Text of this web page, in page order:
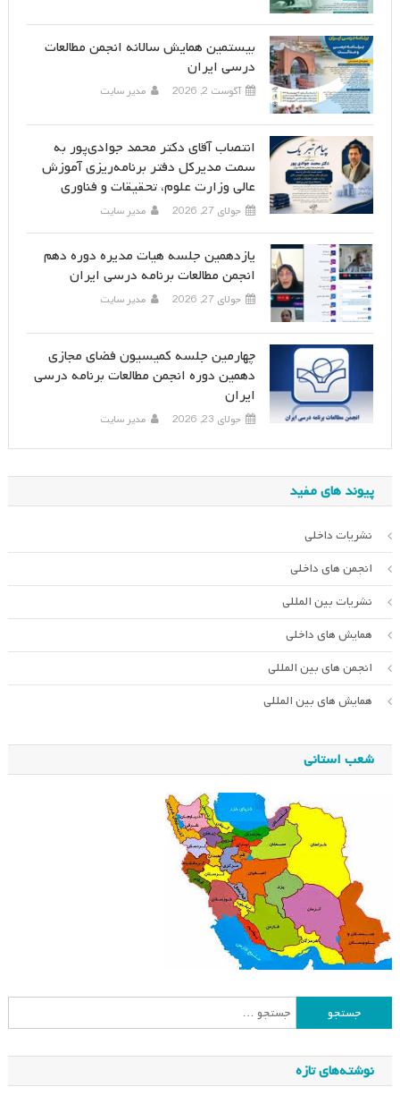
بیستمین همایش سالانه انجمن مطالعات
درسی ایران
آگوست 2, 2026 مدیر سایت
انتصاب آقای دکتر محمد جوادی‌پور به
سمت مدیرکل دفتر برنامه‌ریزی آموزش
عالی وزارت علوم، تحقیقات و فناوری
جولای 27, 2026 مدیر سایت
یازدهمین جلسه هیات مدیره دوره دهم
انجمن مطالعات برنامه درسی ایران
جولای 27, 2026 مدیر سایت
چهارمین جلسه کمیسیون فضای مجازی
دهمین دوره انجمن مطالعات برنامه درسی
ایران
جولای 23, 2026 مدیر سایت
پیوند های مفید
نشریات داخلی
انجمن های داخلی
نشریات بین المللی
همایش های داخلی
انجمن های بین المللی
همایش های بین المللی
شعب استانی
جستجو
برای:
نوشته‌های تازه